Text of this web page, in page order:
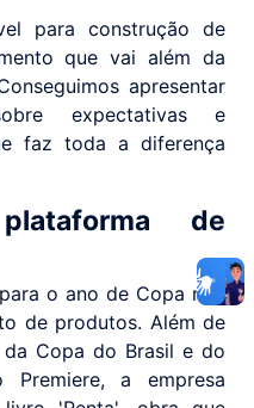
para construção de
que vai além da
apresentar
expectativas e
faz toda a diferença
de
o ano de Copa não
de produtos. Além de
Copa do Brasil e do
Premiere, a empresa